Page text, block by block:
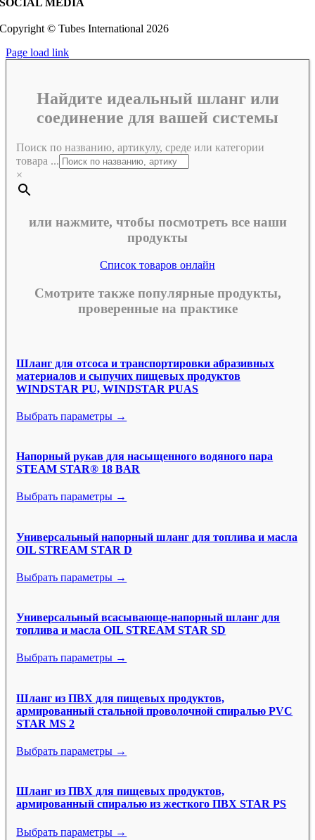
SOCIAL MEDIA
Copyright © Tubes International 2026
Page load link
Найдите идеальный шланг или
соединение для вашей системы
Поиск по названию, артикулу, среде или категории
товара ...
×
или нажмите, чтобы посмотреть все наши
продукты
Список товаров онлайн
Смотрите также популярные продукты,
проверенные на практике
Шланг для отсоса и транспортировки абразивных
материалов и сыпучих пищевых продуктов
WINDSTAR PU, WINDSTAR PUAS
Выбрать параметры →
Напорный рукав для насыщенного водяного пара
STEAM STAR® 18 BAR
Выбрать параметры →
Универсальный напорный шланг для топлива и масла
OIL STREAM STAR D
Выбрать параметры →
Универсальный всасывающе-напорный шланг для
топлива и масла OIL STREAM STAR SD
Выбрать параметры →
Шланг из ПВХ для пищевых продуктов,
армированный стальной проволочной спиралью PVC
STAR MS 2
Выбрать параметры →
Шланг из ПВХ для пищевых продуктов,
армированный спиралью из жесткого ПВХ STAR PS
Выбрать параметры →